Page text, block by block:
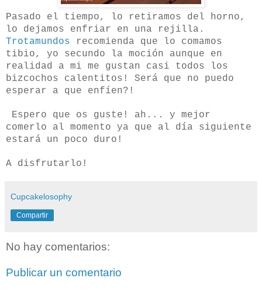
Pasado el tiempo, lo retiramos del horno,
lo dejamos enfriar en una rejilla.
Trotamundos recomienda que lo comamos
tibio, yo secundo la moción aunque en
realidad a mi me gustan casi todos los
bizcochos calentitos! Será que no puedo
esperar a que enfíen?!
Espero que os guste! ah... y mejor
comerlo al momento ya que al día siguiente
estará un poco duro!
A disfrutarlo!
Cupcakelosophy
Compartir
No hay comentarios:
Publicar un comentario